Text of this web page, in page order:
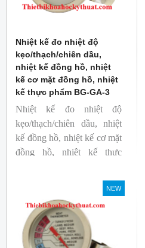
Nhiệt kế đo nhiệt độ
kẹo/thạch/chiên dầu,
nhiệt kế đồng hồ, nhiệt
kế cơ mặt đồng hồ, nhiệt
kế thực phẩm BG-GA-3
Nhiệt kế đo nhiệt độ
kẹo/thạch/chiên dầu, nhiệt
kế đồng hồ, nhiệt kế cơ mặt
đồng hồ, nhiệt kế thực
Thương hiệu: Blue Gizmo
NEW